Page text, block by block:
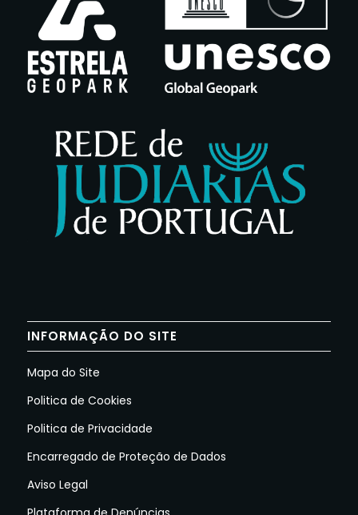
INFORMAÇÃO DO SITE
Mapa do Site
Politica de Cookies
Politica de Privacidade
Encarregado de Proteção de Dados
Aviso Legal